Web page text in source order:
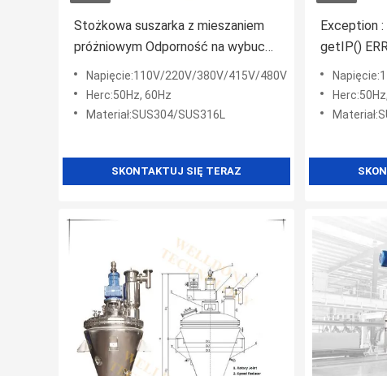
Stożkowa suszarka z mieszaniem
próżniowym Odporność na wybuch
dla zawiesiny i pasty
Napięcie:110V/220V/380V/415V/480V
Herc:50Hz, 60Hz
Materiał:SUS304/SUS316L
SKONTAKTUJ SIĘ TERAZ
Exception
getIP()